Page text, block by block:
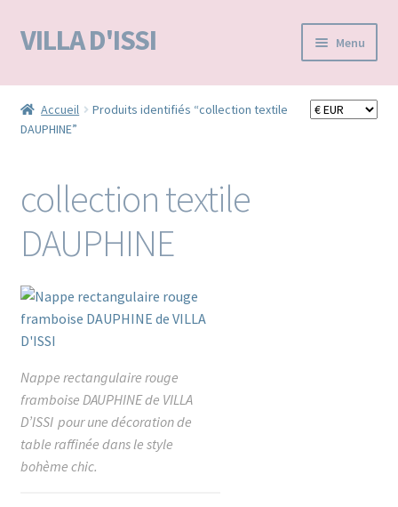
Aller
à
navigation
Aller
au
VILLA D'ISSI Menu
Accueil
BOUTIQUE E-SHOP
Accueil
Produits identifiés “collection textile
DAUPHINE”
collection textile
DAUPHINE
Nappe rectangulaire rouge
framboise DAUPHINE de VILLA
D’ISSI pour une décoration de
table raffinée dans le style
bohème chic.